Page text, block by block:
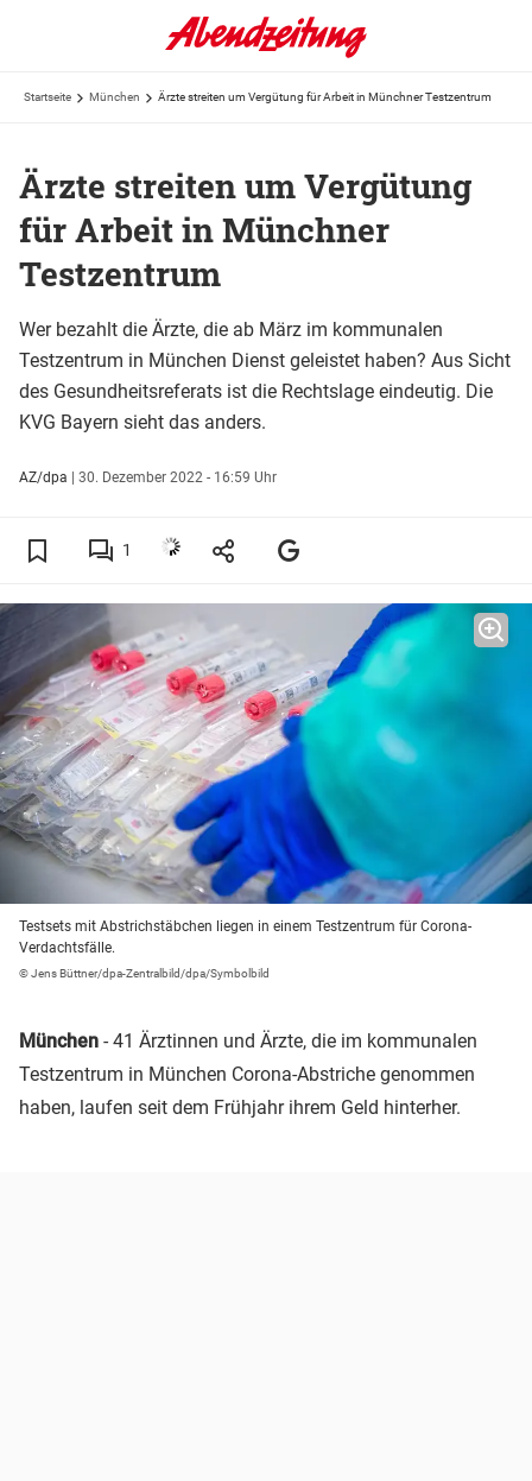
Startseite München Ärzte streiten um Vergütung für Arbeit in Münchner Testzentrum
Ärzte streiten um Vergütung
für Arbeit in Münchner
Testzentrum
Wer bezahlt die Ärzte, die ab März im kommunalen
Testzentrum in München Dienst geleistet haben? Aus Sicht
des Gesundheitsreferats ist die Rechtslage eindeutig. Die
KVG Bayern sieht das anders.
AZ/dpa | 30. Dezember 2022 - 16:59 Uhr
1
Testsets mit Abstrichstäbchen liegen in einem Testzentrum für Corona-
Verdachtsfälle.
© Jens Büttner/dpa-Zentralbild/dpa/Symbolbild
München - 41 Ärztinnen und Ärzte, die im kommunalen
Testzentrum in München Corona-Abstriche genommen
haben, laufen seit dem Frühjahr ihrem Geld hinterher.